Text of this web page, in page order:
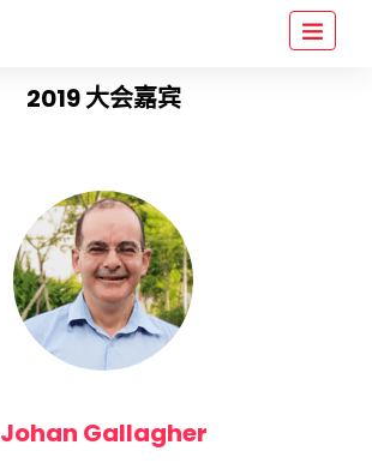
2019 大会嘉宾
Johan Gallagher